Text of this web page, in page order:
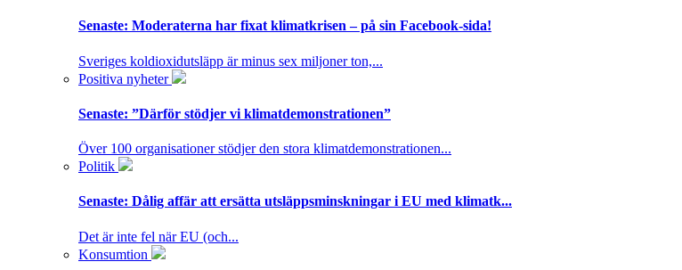
Senaste: Moderaterna har fixat klimatkrisen – på sin Facebook-sida!
Sveriges koldioxidutsläpp är minus sex miljoner ton,...
Positiva nyheter
Senaste: ”Därför stödjer vi klimatdemonstrationen”
Över 100 organisationer stödjer den stora klimatdemonstrationen...
Politik
Senaste: Dålig affär att ersätta utsläppsminskningar i EU med klimatk...
Det är inte fel när EU (och...
Konsumtion